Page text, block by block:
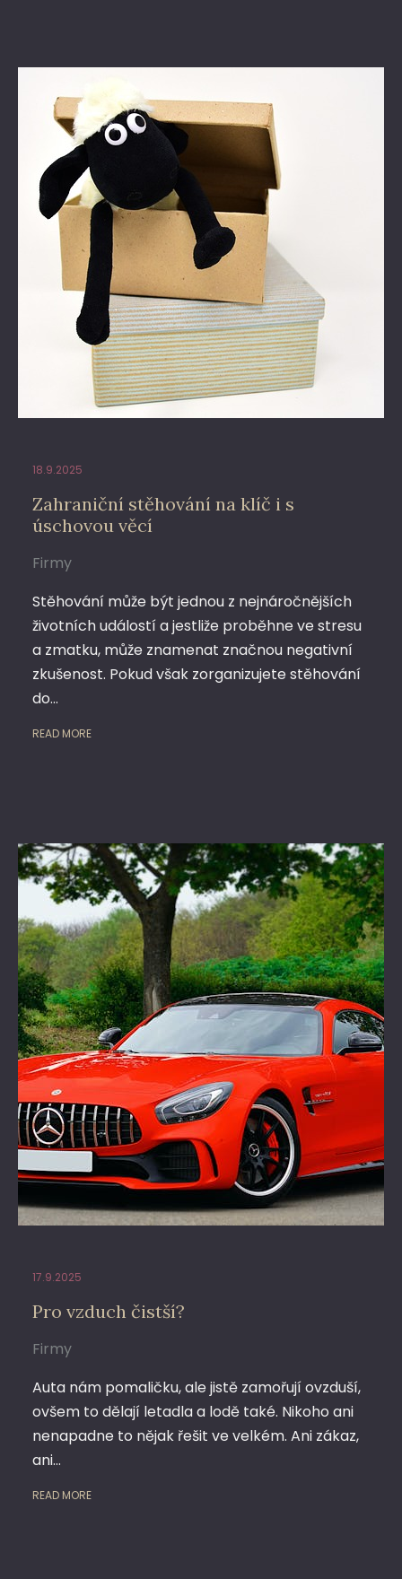
18.9.2025
Zahraniční stěhování na klíč i s
úschovou věcí
Firmy
Stěhování může být jednou z nejnáročnějších
životních událostí a jestliže proběhne ve stresu
a zmatku, může znamenat značnou negativní
zkušenost. Pokud však zorganizujete stěhování
do…
READ MORE
17.9.2025
Pro vzduch čistší?
Firmy
Auta nám pomaličku, ale jistě zamořují ovzduší,
ovšem to dělají letadla a lodě také. Nikoho ani
nenapadne to nějak řešit ve velkém. Ani zákaz,
ani…
READ MORE